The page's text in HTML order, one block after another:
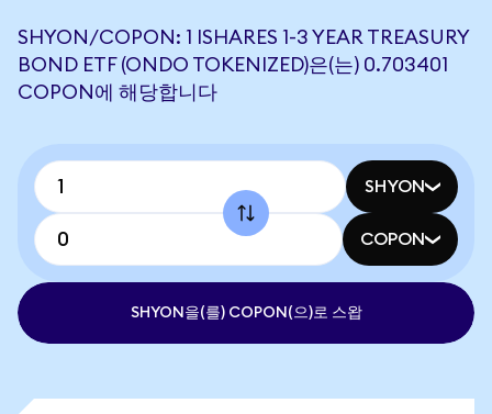
SHYON/COPON: 1 ISHARES 1-3 YEAR TREASURY
BOND ETF (ONDO TOKENIZED)은(는) 0.703401
COPON에 해당합니다
SHYON
COPON
SHYON을(를) COPON(으)로 스왑